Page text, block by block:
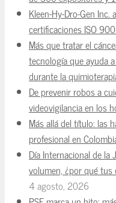
Kleen-Hy-Dro-Gen
certificaciones ISO
Más que tratar el
tecnología que ayuda
durante la
De prevenir robos a
videovigilancia en los
Más allá del título: las
profesional en
Día Internacional de la
volumen, ¿por qué tus
4 agosto, 2026